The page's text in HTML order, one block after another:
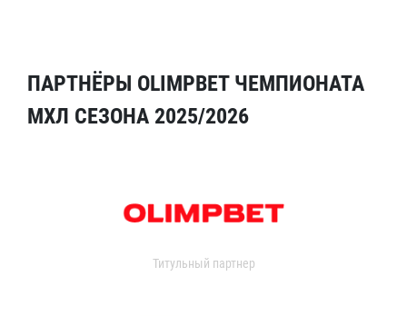
ПАРТНЁРЫ OLIMPBET ЧЕМПИОНАТА
МХЛ СЕЗОНА 2025/2026
Титульный партнер